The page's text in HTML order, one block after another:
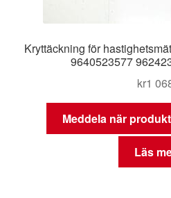
Kryttäckning för
9640523577
kr1
Meddela när
Läs